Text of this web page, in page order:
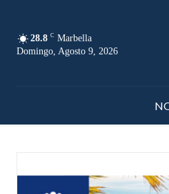
28.8 C Marbella
Domingo, Agosto 9, 2026